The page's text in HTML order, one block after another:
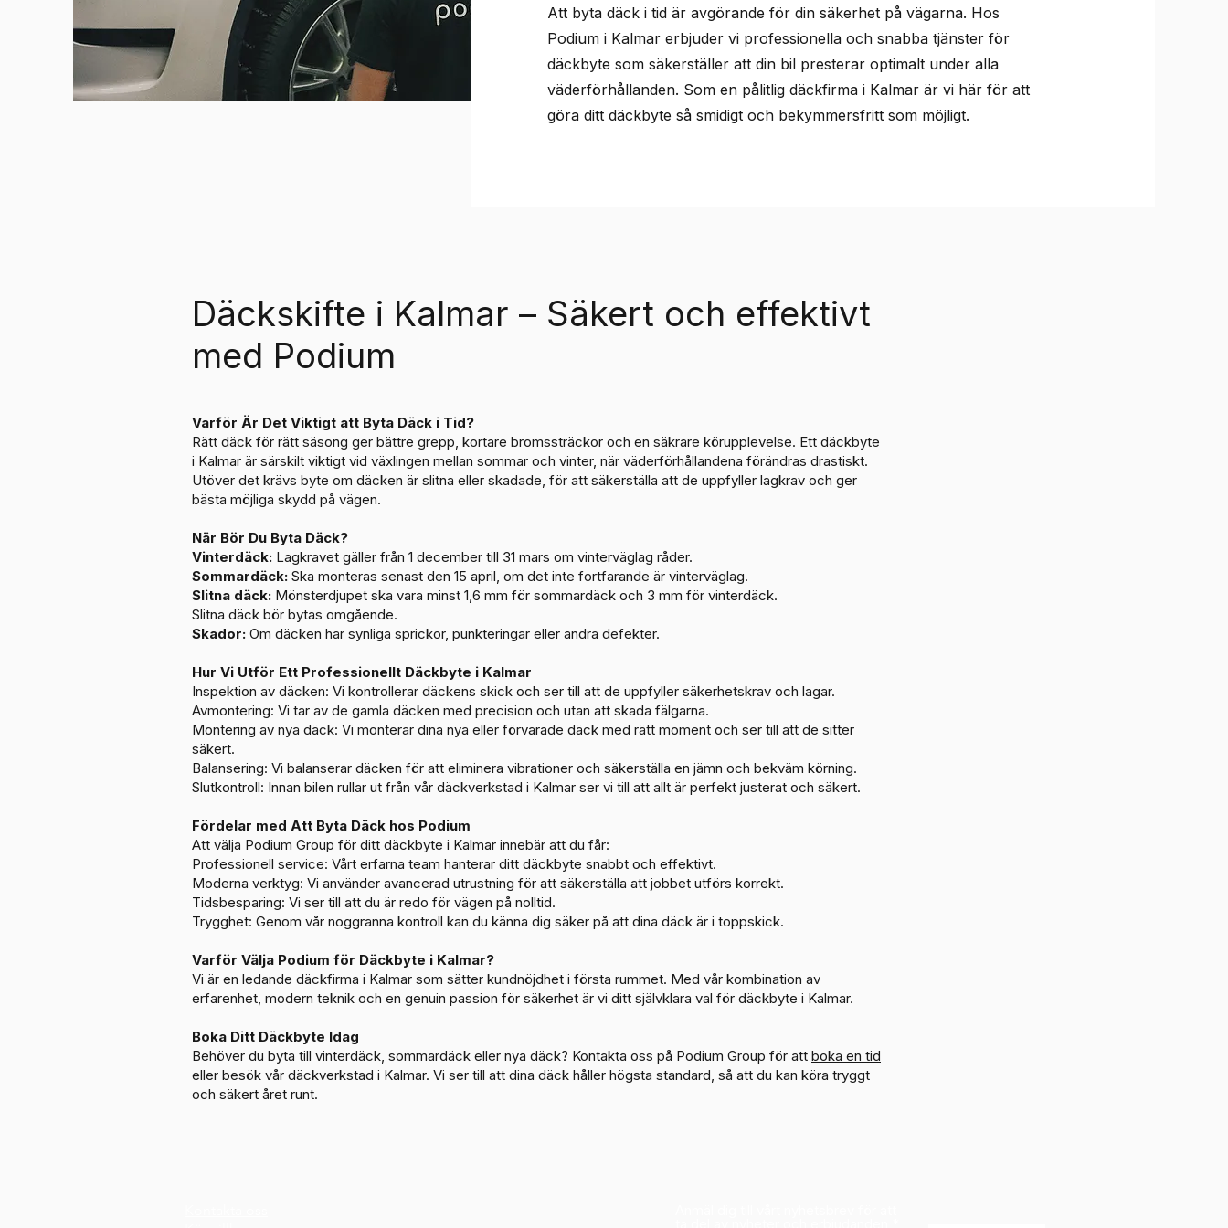
Att byta däck i tid är avgörande för din säkerhet på vägarna. Hos
Podium i Kalmar erbjuder vi professionella och snabba tjänster för
däckbyte som säkerställer att din bil presterar optimalt under alla
väderförhållanden. Som en pålitlig däckfirma i Kalmar är vi här för att
göra ditt däckbyte så smidigt och bekymmersfritt som möjligt.
Däckskifte i Kalmar – Säkert och effektivt
med Podium
Varför Är Det Viktigt att Byta Däck i Tid?
Rätt däck för rätt säsong ger bättre grepp, kortare bromssträckor och en säkrare körupplevelse. Ett däckbyte
i Kalmar är särskilt viktigt vid växlingen mellan sommar och vinter, när väderförhållandena förändras drastiskt.
Utöver det krävs byte om däcken är slitna eller skadade, för att säkerställa att de uppfyller lagkrav och ger
bästa möjliga skydd på vägen.
När Bör Du Byta Däck?
Vinterdäck: Lagkravet gäller från 1 december till 31 mars om vinterväglag råder.
Sommardäck: Ska monteras senast den 15 april, om det inte fortfarande är vinterväglag.
Slitna däck: Mönsterdjupet ska vara minst 1,6 mm för sommardäck och 3 mm för vinterdäck.
Slitna däck bör bytas omgående.
Skador: Om däcken har synliga sprickor, punkteringar eller andra defekter.
Hur Vi Utför Ett Professionellt Däckbyte i Kalmar
Inspektion av däcken: Vi kontrollerar däckens skick och ser till att de uppfyller säkerhetskrav och lagar.
Avmontering: Vi tar av de gamla däcken med precision och utan att skada fälgarna.
Montering av nya däck: Vi monterar dina nya eller förvarade däck med rätt moment och ser till att de sitter
säkert.
Balansering: Vi balanserar däcken för att eliminera vibrationer och säkerställa en jämn och bekväm körning.
Slutkontroll: Innan bilen rullar ut från vår däckverkstad i Kalmar ser vi till att allt är perfekt justerat och säkert.
Fördelar med Att Byta Däck hos Podium
Att välja Podium Group för ditt däckbyte i Kalmar innebär att du får:
Professionell service: Vårt erfarna team hanterar ditt däckbyte snabbt och effektivt.
Moderna verktyg: Vi använder avancerad utrustning för att säkerställa att jobbet utförs korrekt.
Tidsbesparing: Vi ser till att du är redo för vägen på nolltid.
Trygghet: Genom vår noggranna kontroll kan du känna dig säker på att dina däck är i toppskick.
Varför Välja Podium för Däckbyte i Kalmar?
Vi är en ledande däckfirma i Kalmar som sätter kundnöjdhet i första rummet. Med vår kombination av
erfarenhet, modern teknik och en genuin passion för säkerhet är vi ditt självklara val för däckbyte i Kalmar.
Boka Ditt Däckbyte Idag
Behöver du byta till vinterdäck, sommardäck eller nya däck? Kontakta oss på Podium Group för att boka en tid
eller besök vår däckverkstad i Kalmar. Vi ser till att dina däck håller högsta standard, så att du kan köra tryggt
och säkert året runt.